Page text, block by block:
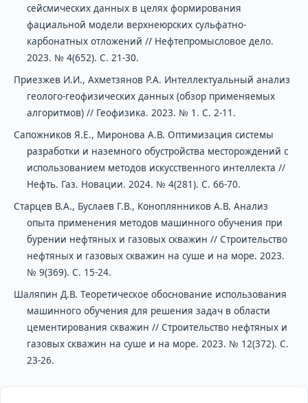
сейсмических данных в целях формирования
фациальной модели верхнеюрских сульфатно-
карбонатных отложений // Нефтепромысловое дело.
2023. № 4(652). С. 21-30.
Приезжев И.И., Ахметзянов Р.А. Интеллектуальный анализ
геолого-геофизических данных (обзор применяемых
алгоритмов) // Геофизика. 2023. № 1. С. 2-11.
Сапожников Я.Е., Миронова А.В. Оптимизация системы
разработки и наземного обустройства месторождений с
использованием методов искусственного интеллекта //
Нефть. Газ. Новации. 2024. № 4(281). С. 66-70.
Старцев В.А., Буслаев Г.В., Коноплянников А.В. Анализ
опыта применения методов машинного обучения при
бурении нефтяных и газовых скважин // Строительство
нефтяных и газовых скважин на суше и на море. 2023.
№ 9(369). С. 15-24.
Шаляпин Д.В. Теоретическое обоснование использования
машинного обучения для решения задач в области
цементирования скважин // Строительство нефтяных и
газовых скважин на суше и на море. 2023. № 12(372). С.
23-26.